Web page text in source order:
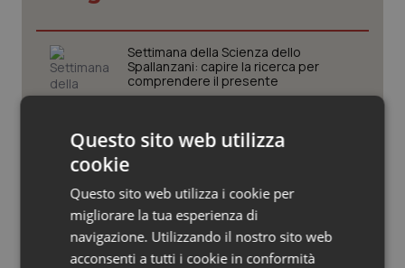
Veneto
Oncoematologia
Oncologia & Nutrizione
Psoriasi & pelle
Quotidiano Cardiologia
Quotidiano Chirurgia
Settimana della Scienza dello
Spallanzani: capire la ricerca per
comprendere il presente
Regione Lombardia scrive al ministro
Schillaci: “Gli attuali indicatori non
fotografano la qualità reale del Ssn”
Case di comunità. La sfida ora è
riempirle di professionisti e servizi. Il
punto della Conferenza delle Regioni
Questo sito web utilizza
cookie
Questo sito web utilizza i cookie per
migliorare la tua esperienza di
navigazione. Utilizzando il nostro sito web
acconsenti a tutti i cookie in conformità